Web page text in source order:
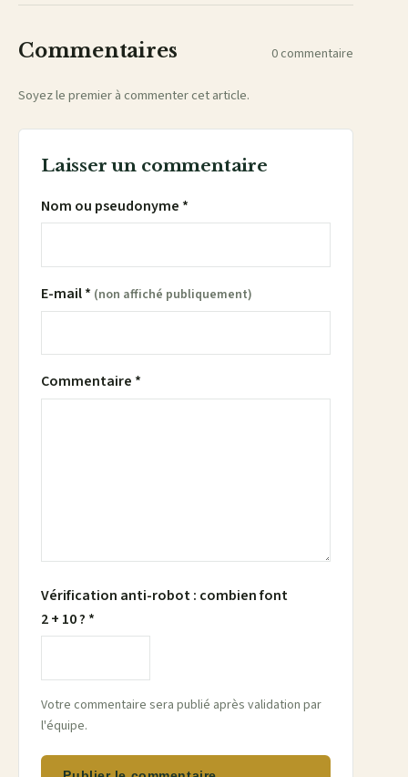
Commentaires 0 commentaire
Soyez le premier à commenter cet article.
Laisser un commentaire
Nom ou pseudonyme *
E-mail * (non affiché publiquement)
Commentaire *
Vérification anti-robot : combien font
2 + 10 ? *
Votre commentaire sera publié après validation par
l'équipe.